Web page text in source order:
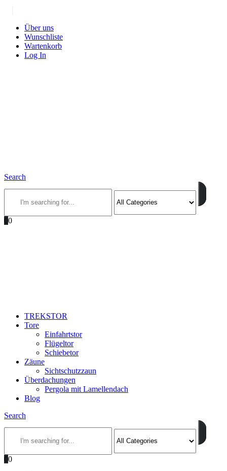
Über uns
Wunschliste
Wartenkorb
Log In
Search
00
TREKSTOR
Tore
Einfahrtstor
Flügeltor
Schiebetor
Zäune
Sichtschutzzaun
Überdachungen
Pergola mit Lamellendach
Blog
Search
00